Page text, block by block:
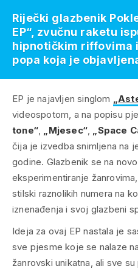
EP je najavljen singlom
videospotom, a na popisu
tone“, „Mjesec“, „Space
čija je izvedba snimljena na
godine. Glazbenik se na
eksperimentiranje
stilski raznolikih numera na
iznenađenja i svoj glazbeni
Ideja za ovaj EP nastala je
sve pjesme koje se nalaze
žanrovski unikatna, ali sve
Riječki glazbenik
EP“, zvučnu raketu
hipnotičkim riffovima
popa koja je